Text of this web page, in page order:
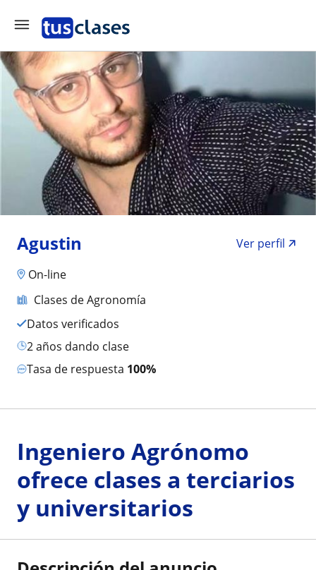
Agustin
Ver perfil
On-line
Clases de Agronomía
Datos verificados
2 años dando clase
Tasa de respuesta 100%
Ingeniero Agrónomo
ofrece clases a terciarios
y universitarios